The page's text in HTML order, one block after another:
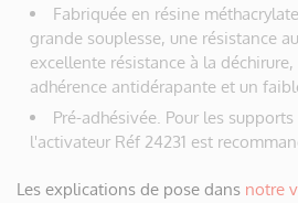
Fabriquée en résine
grande souplesse, une résistance
excellente résistance à la
adhérence antidérapante et un
Pré-adhésivée. Pour les
l'activateur Réf 24231 est
Les explications de pose dans notre